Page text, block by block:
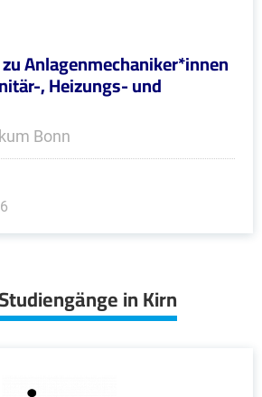
Anlagenmechaniker*innen
, Heizungs- und
Bonn
in Kirn